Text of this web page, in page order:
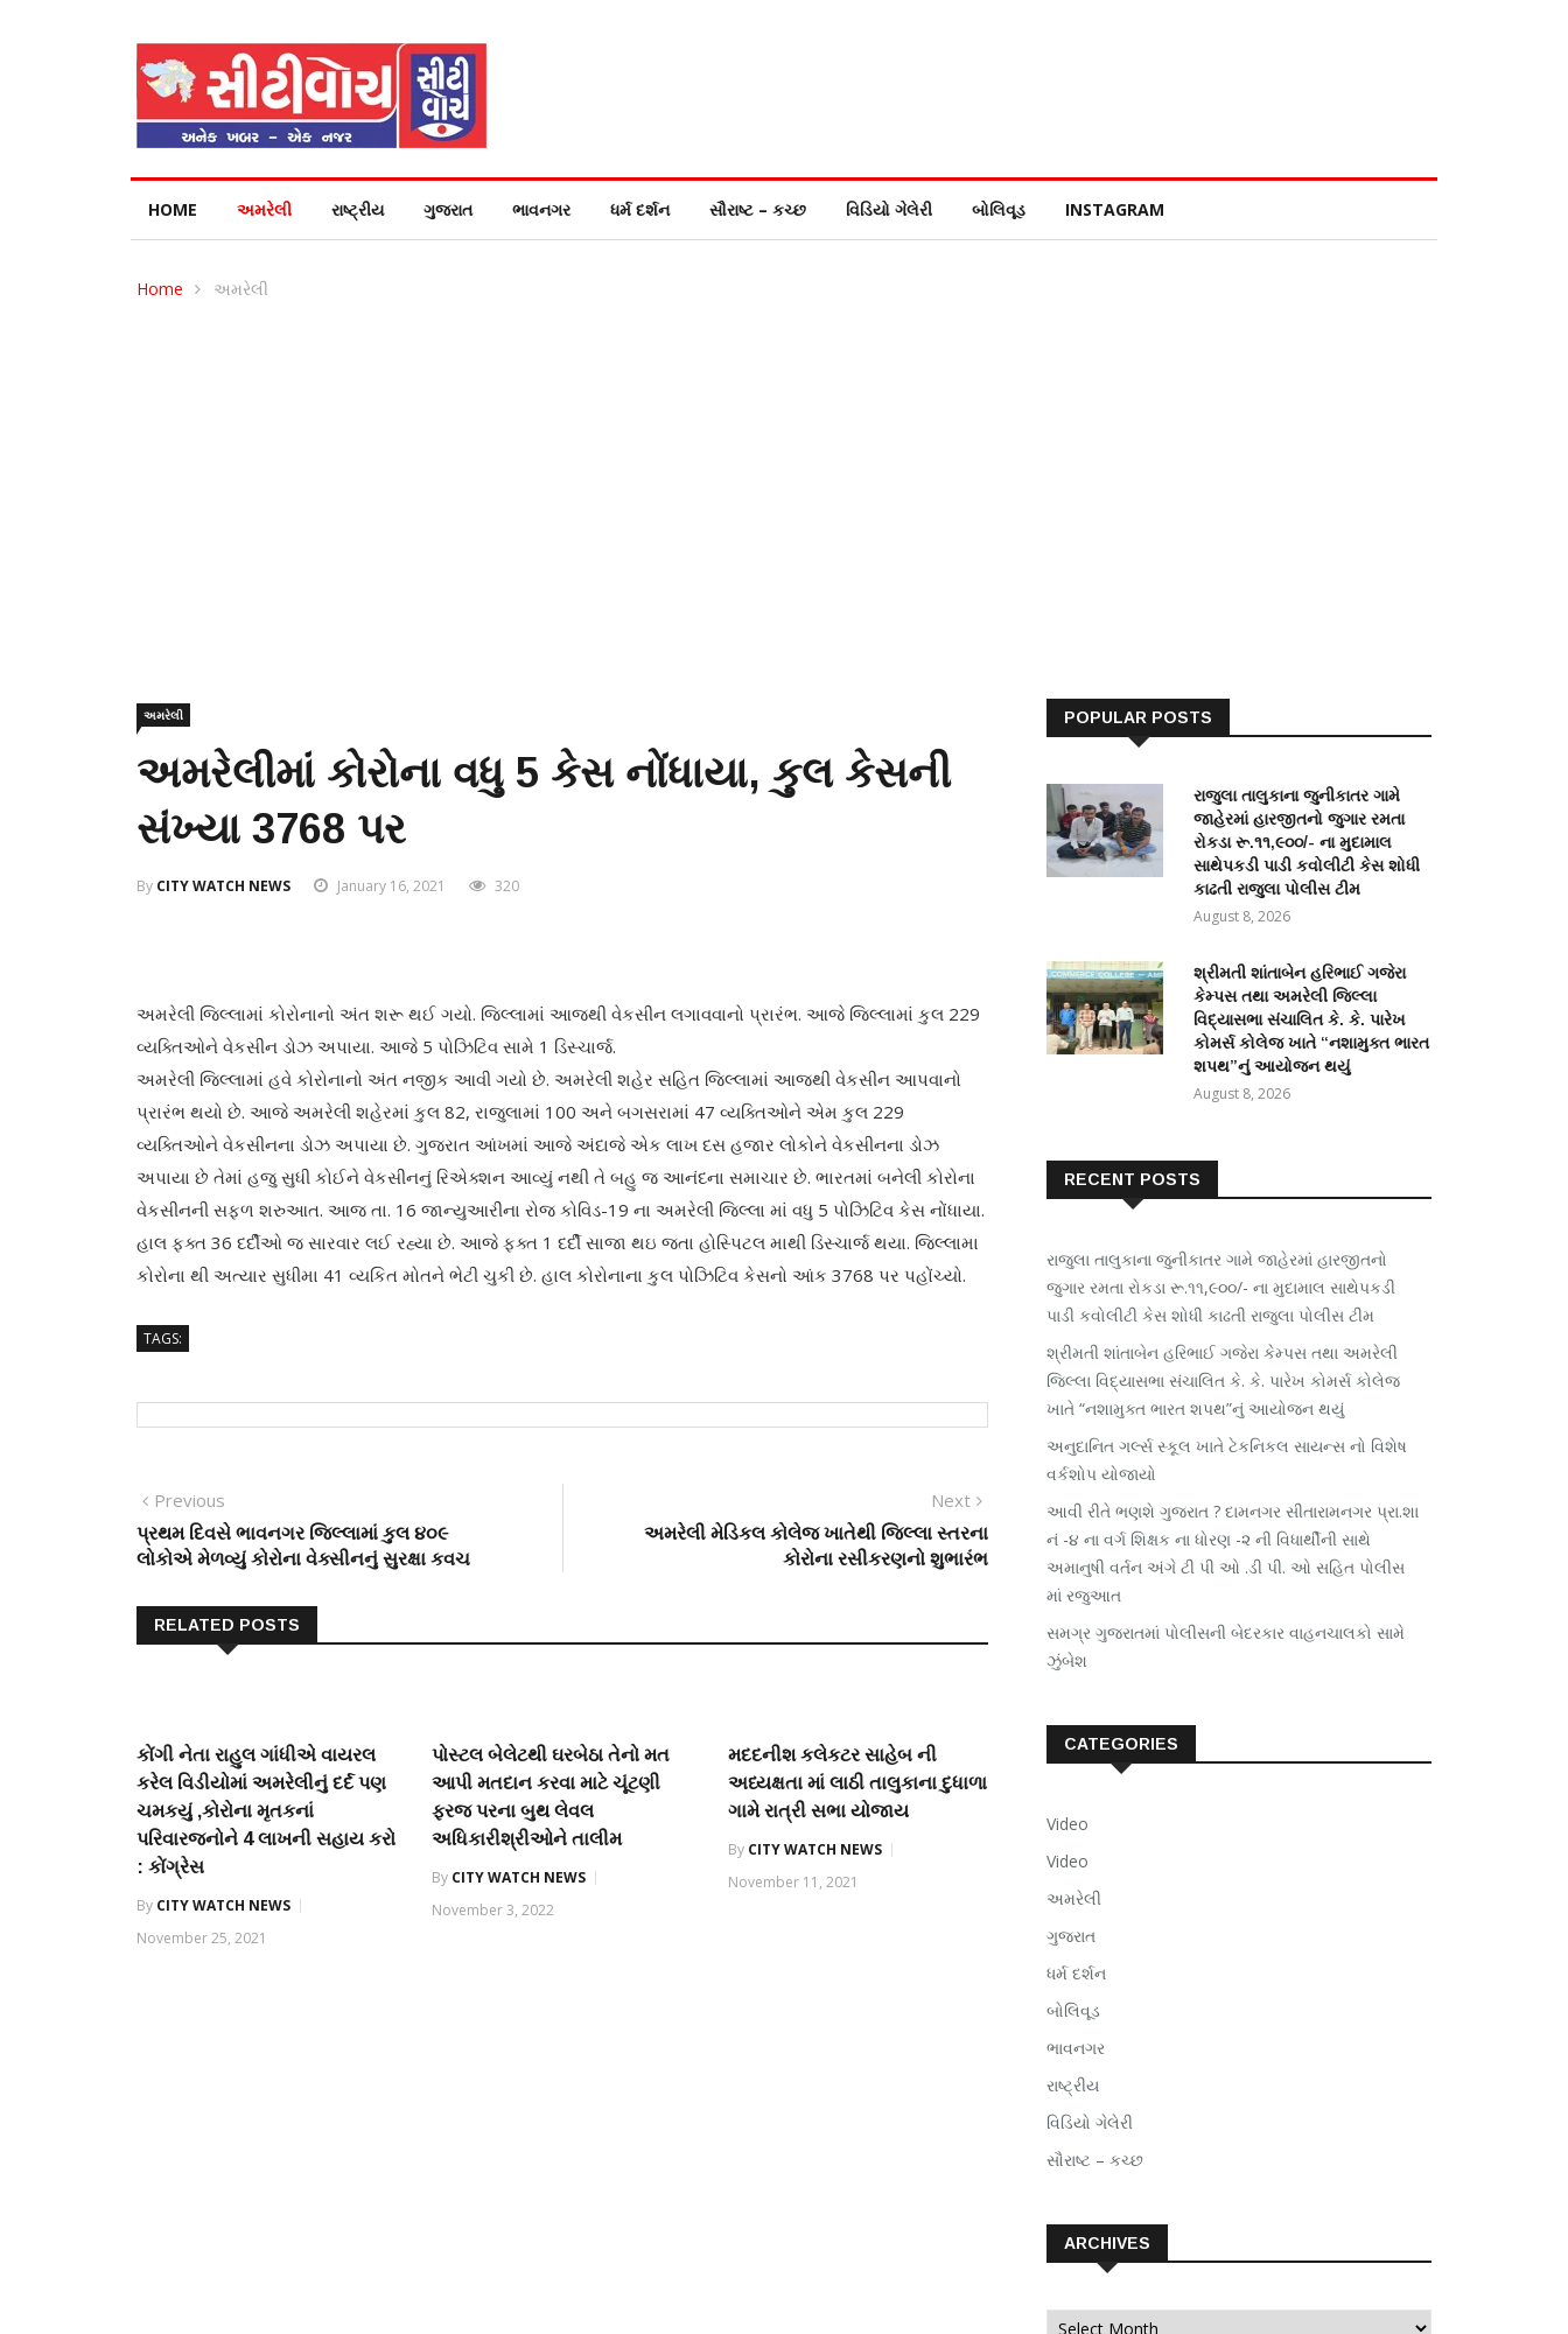
HOME અમરેલી રાષ્ટ્રીય ગુજરાત ભાવનગર ધર્મ દર્શન સૌરાષ્ટ – કચ્છ વિડિયો ગેલેરી બોલિવૂડ INSTAGRAM
Home અમરેલી
અમરેલી
અમરેલીમાં કોરોના વધુ 5 કેસ નોંધાયા, કુલ કેસની
સંખ્યા 3768 પર
By CITY WATCH NEWS January 16, 2021 320
અમરેલી જિલ્લામાં કોરોનાનો અંત શરૂ થઈ ગયો. જિલ્લામાં આજથી વેકસીન લગાવવાનો પ્રારંભ. આજે જિલ્લામાં કુલ 229
વ્યક્તિઓને વેકસીન ડોઝ અપાયા. આજે 5 પોઝિટિવ સામે 1 ડિસ્ચાર્જ.
અમરેલી જિલ્લામાં હવે કોરોનાનો અંત નજીક આવી ગયો છે. અમરેલી શહેર સહિત જિલ્લામાં આજથી વેકસીન આપવાનો
પ્રારંભ થયો છે. આજે અમરેલી શહેરમાં કુલ 82, રાજુલામાં 100 અને બગસરામાં 47 વ્યક્તિઓને એમ કુલ 229
વ્યક્તિઓને વેકસીનના ડોઝ અપાયા છે. ગુજરાત આંખમાં આજે અંદાજે એક લાખ દસ હજાર લોકોને વેકસીનના ડોઝ
અપાયા છે તેમાં હજુ સુધી કોઈને વેકસીનનું રિએક્શન આવ્યું નથી તે બહુ જ આનંદના સમાચાર છે. ભારતમાં બનેલી કોરોના
વેકસીનની સફળ શરુઆત. આજ તા. 16 જાન્યુઆરીના રોજ કોવિડ-19 ના અમરેલી જિલ્લા માં વધુ 5 પોઝિટિવ કેસ નોંધાયા.
હાલ ફક્ત 36 દર્દીઓ જ સારવાર લઈ રહ્યા છે. આજે ફક્ત 1 દર્દી સાજા થઇ જતા હોસ્પિટલ માથી ડિસ્ચાર્જ થયા. જિલ્લામા
કોરોના થી અત્યાર સુધીમા 41 વ્યકિત મોતને ભેટી ચુકી છે. હાલ કોરોનાના કુલ પોઝિટિવ કેસનો આંક 3768 પર પહોંચ્યો.
TAGS:
Post
navigation
Previous
post:
પ્રથમ દિવસે ભાવનગર જિલ્લામાં કુલ ૪૦૯
લોકોએ મેળવ્યું કોરોના વેક્સીનનું સુરક્ષા કવચ
Next
post:
અમરેલી મેડિકલ કોલેજ ખાતેથી જિલ્લા સ્તરના
કોરોના રસીકરણનો શુભારંભ
RELATED POSTS
કોંગી નેતા રાહુલ ગાંધીએ વાયરલ
કરેલ વિડીયોમાં અમરેલીનું દર્દ પણ
ચમકયું ,કોરોના મૃતકનાં
પરિવારજનોને 4 લાખની સહાય કરો
: કોંગ્રેસ
By CITY WATCH NEWS
November 25, 2021
પોસ્ટલ બેલેટથી ઘરબેઠા તેનો મત
આપી મતદાન કરવા માટે ચૂંટણી
ફરજ પરના બુથ લેવલ
અધિકારીશ્રીઓને તાલીમ
By CITY WATCH NEWS
November 3, 2022
મદદનીશ કલેકટર સાહેબ ની
અધ્યક્ષતા માં લાઠી તાલુકાના દુધાળા
ગામે રાત્રી સભા યોજાય
By CITY WATCH NEWS
November 11, 2021
POPULAR POSTS
રાજુલા તાલુકાના જુનીકાતર ગામે
જાહેરમાં હારજીતનો જુગાર રમતા
રોકડા રૂ.૧૧,૯૦૦/- ના મુદામાલ
સાથેપકડી પાડી કવોલીટી કેસ શોધી
કાઢતી રાજુલા પોલીસ ટીમ
August 8, 2026
શ્રીમતી શાંતાબેન હરિભાઈ ગજેરા
કેમ્પસ તથા અમરેલી જિલ્લા
વિદ્યાસભા સંચાલિત કે. કે. પારેખ
કોમર્સ કોલેજ ખાતે “નશામુક્ત ભારત
શપથ”નું આયોજન થયું
August 8, 2026
RECENT POSTS
રાજુલા તાલુકાના જુનીકાતર ગામે જાહેરમાં હારજીતનો
જુગાર રમતા રોકડા રૂ.૧૧,૯૦૦/- ના મુદામાલ સાથેપકડી
પાડી કવોલીટી કેસ શોધી કાઢતી રાજુલા પોલીસ ટીમ
શ્રીમતી શાંતાબેન હરિભાઈ ગજેરા કેમ્પસ તથા અમરેલી
જિલ્લા વિદ્યાસભા સંચાલિત કે. કે. પારેખ કોમર્સ કોલેજ
ખાતે “નશામુક્ત ભારત શપથ”નું આયોજન થયું
અનુદાનિત ગર્લ્સ સ્કૂલ ખાતે ટેકનિકલ સાયન્સ નો વિશેષ
વર્કશોપ યોજાયો
આવી રીતે ભણશે ગુજરાત ? દામનગર સીતારામનગર પ્રા.શા
નં -૪ ના વર્ગ શિક્ષક ના ધોરણ -૨ ની વિધાર્થીની સાથે
અમાનુષી વર્તન અંગે ટી પી ઓ .ડી પી. ઓ સહિત પોલીસ
માં રજુઆત
સમગ્ર ગુજરાતમાં પોલીસની બેદરકાર વાહનચાલકો સામે
ઝુંબેશ
CATEGORIES
Video
Video
અમરેલી
ગુજરાત
ધર્મ દર્શન
બોલિવૂડ
ભાવનગર
રાષ્ટ્રીય
વિડિયો ગેલેરી
સૌરાષ્ટ – કચ્છ
ARCHIVES
Archives